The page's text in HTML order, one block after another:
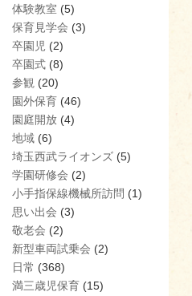
体験教室 (5)
保育見学会 (3)
卒園児 (2)
卒園式 (8)
参観 (20)
園外保育 (46)
園庭開放 (4)
地域 (6)
埼玉西武ライオンズ (5)
学園研修会 (2)
小手指保線機械所訪問 (1)
思い出会 (3)
敬老会 (2)
新型車両試乗会 (2)
日常 (368)
満三歳児保育 (15)